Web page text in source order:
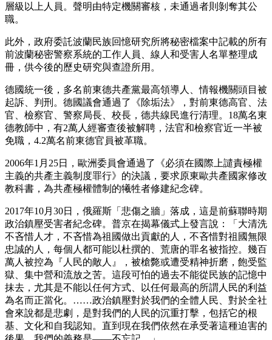
層級以上人員。聲明由特定機關審核，未通過者則剝奪其公
職。
此外，政府委託波蘭民族回憶研究所將秘密檔案中記載的所有
前波蘭秘密警察系統的工作人員、線人和受害人名單整理成
冊，供今後的歷史研究與查證所用。
德國統一後，多名前東德共產黨最高領導人、情報機關頭目被
起訴、判刑。德國議會通過了《除垢法》，對前東德高官、法
官、檢察官、警察局長、校長，德共線民進行清理。18萬名東
德教師中，有2萬人經審查後被解聘，法官和檢察官近一半被
免職，4.2萬名前東德官員被革職。
2006年1月25日，歐洲委員會通過了《必須在國際上譴責極權
主義的共產主義制度罪行》的決議，要求原東歐共產國家修改
教科書，為共產極權體制的犧牲者修建紀念碑。
2017年10月30日，俄羅斯「悲傷之牆」落成，這是前蘇聯時期
政治鎮壓受害者紀念碑。普京在揭幕儀式上發言說：「大清洗
不吝惜人才，不吝惜為祖國做出貢獻的人，不吝惜對祖國無限
忠誠的人，每個人都可能以杜撰的、荒唐的罪名被指控。幾百
萬人被控為『人民的敵人』，被槍斃或遭受精神折磨，飽受監
獄、集中營和流放之苦。這段可怕的過去不能從民族的記憶中
抹去，尤其是不能以任何方式、以任何最高的所謂人民的利益
為名而正當化。……政治鎮壓對於我們的全體人民、對於全社
會來說都是悲劇，是對我們的人民的沉重打擊，包括它的根
基、文化和自我認知。直到現在我們依然在承受著這種迫害的